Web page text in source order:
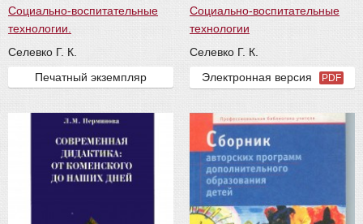
Социально-воспитательные
технологии.
Селевко Г. К.
Печатный экземпляр
Социально-воспитательные
технологии
Селевко Г. К.
Электронная версия
PDF